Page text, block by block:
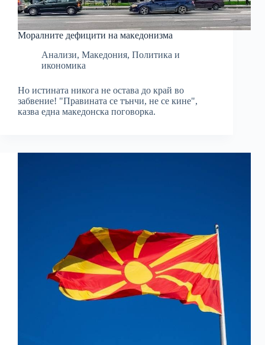
Моралните дефицити на македонизма
Анализи, Македония, Политика и
икономика
Но истината никога не остава до край во
забвение! "Правината се тънчи, не се кине",
казва една македонска поговорка.